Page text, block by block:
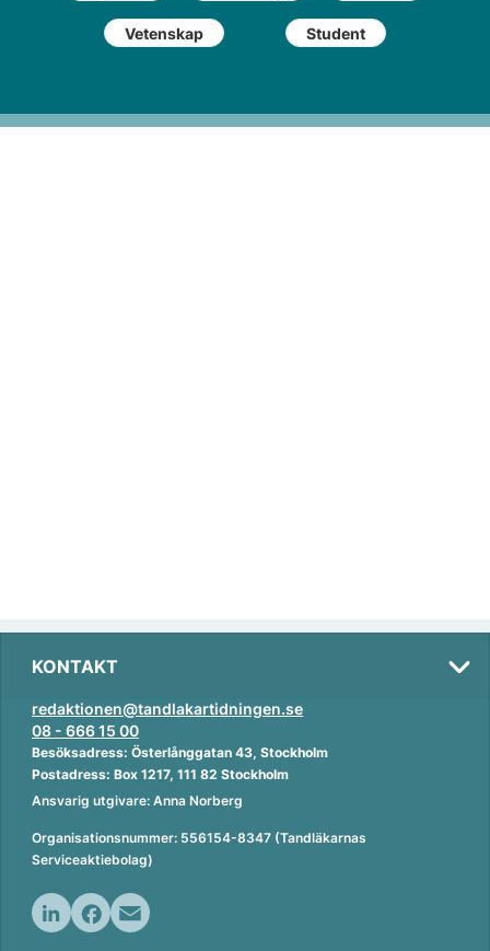
Vetenskap Student
KONTAKT
redaktionen@tandlakartidningen.se
08 - 666 15 00
Besöksadress: Österlånggatan 43, Stockholm
Postadress: Box 1217, 111 82 Stockholm
Ansvarig utgivare: Anna Norberg
Organisationsnummer: 556154-8347 (Tandläkarnas
Serviceaktiebolag)